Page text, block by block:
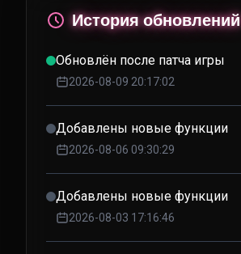
История обновлений
Обновлён после патча игры
2026-08-09 20:17:02
Добавлены новые функции
2026-08-06 09:30:29
Добавлены новые функции
2026-08-03 17:16:46